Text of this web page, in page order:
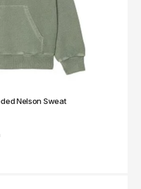
Nelson Sweat